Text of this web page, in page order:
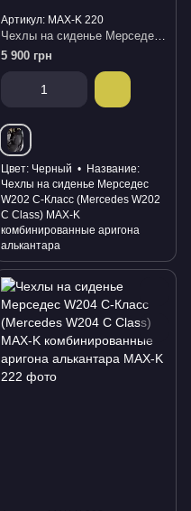
Артикул: MAX-K 220
5 900 грн
Цвет Черный
Название
Чехлы на сиденье Мерседес
W202 С-Класс (Mercedes W202
С Class) MAX-K
комбинированные аригона
алькантара